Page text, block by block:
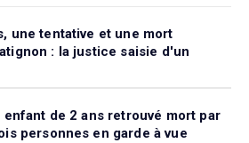
une tentative et une mort
: la justice saisie d'un
enfant de 2 ans retrouvé mort par
personnes en garde à vue